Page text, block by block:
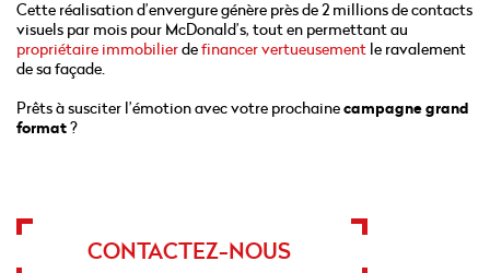
Cette réalisation d’envergure génère près de 2 millions de contacts
visuels par mois pour McDonald’s, tout en permettant au
propriétaire immobilierdefinancer vertueusement le ravalement
de sa façade.
Prêts à susciter l’émotion avec votre prochainecampagne grand
format?
CONTACTEZ-NOUS